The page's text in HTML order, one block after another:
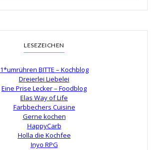
LESEZEICHEN
1*umrühren BITTE – Kochblog
Dreierlei Liebelei
Eine Prise Lecker – Foodblog
Elas Way of Life
Farbbechers Cuisine
Gerne kochen
HappyCarb
Holla die Kochfee
Inyo RPG